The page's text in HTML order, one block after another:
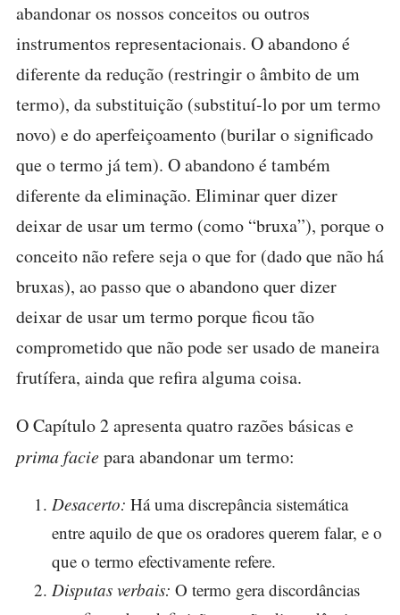
abandonar os nossos conceitos ou outros
instrumentos representacionais. O abandono é
diferente da redução (restringir o âmbito de um
termo), da substituição (substituí-lo por um termo
novo) e do aperfeiçoamento (burilar o significado
que o termo já tem). O abandono é também
diferente da eliminação. Eliminar quer dizer
deixar de usar um termo (como “bruxa”), porque o
conceito não refere seja o que for (dado que não há
bruxas), ao passo que o abandono quer dizer
deixar de usar um termo porque ficou tão
comprometido que não pode ser usado de maneira
frutífera, ainda que refira alguma coisa.
O Capítulo 2 apresenta quatro razões básicas e
prima faciepara abandonar um termo:
Desacerto: Há uma discrepância sistemática
entre aquilo de que os oradores querem falar, e o
que o termo efectivamente refere.
Disputas verbais: O termo gera discordâncias